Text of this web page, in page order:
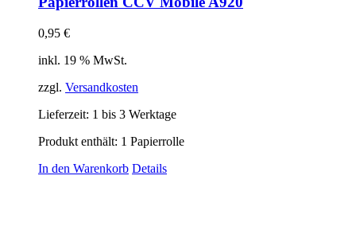
0,95 €
inkl. 19 % MwSt.
zzgl. Versandkosten
Lieferzeit: 1 bis 3 Werktage
Produkt enthält: 1 Papierrolle
In den Warenkorb Details